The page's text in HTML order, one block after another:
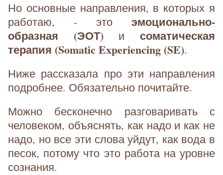
Но основные направления, в которых я
работаю, - это эмоционально-
образная (ЭОТ)и соматическая
терапия (Somatic Experiencing (SE).
Ниже рассказала про эти направления
подробнее. Обязательно почитайте.
Можно бесконечно разговаривать с
человеком, объяснять, как надо и как не
надо, но все эти слова уйдут, как вода в
песок, потому что это работа на уровне
сознания.